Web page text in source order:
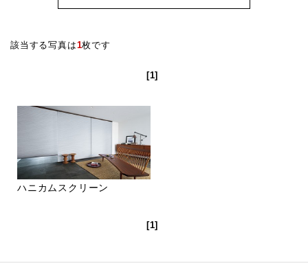
該当する写真は1枚です
[1]
ハニカムスクリーン
[1]